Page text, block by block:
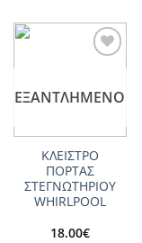
ΕΞΑΝΤΛΗΜΈΝΟ
ΚΛΕΙΣΤΡΟ
ΠΟΡΤΑΣ
ΣΤΕΓΝΩΤΗΡΙΟΥ
WHIRLPOOL
18.00€